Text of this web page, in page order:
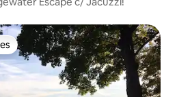
dos hóspedes